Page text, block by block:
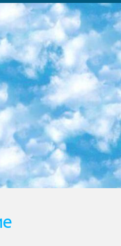
указанным в Приложении 2. или международно признанный сертификат эквивалентного уровня студенты, изучающие определенный предмет, освобождаются от экзамена; по соответствующим предметам запланирована итоговая государственная аттестация за день до дня, путем жеребьевки Рабочей группой (в письменной форме по предметам, проводимым в форме) из числа сформированных вариантов выбрано 2 варианта; 2 выбранных варианта экзамена анонсированы на официальном сайте министерства и все выпускники по всей стране на основе этих вариантов проводит итоговую государственную аттестацию. 6. Государственное образование учащихся средних общеобразовательных учреждений. знания в соответствии с квалификационными требованиями, которые необходимо приобрести на основании стандартов итоговый (выпускной) контроль для 9 и 11 классов в целях тестирования Экзамены (далее – экзамены) состоят из предметов, перечисленных в приложении 1. будет сделано. 7. Экзамены пройдут с 26 мая по 15 июня 2024 г. (кроме науки физического воспитания). 8. Физическая для учащихся 9 классов общесредних образовательных учреждений. Экзамены по предмету «Образование, квалификация медицина» 1-6 мая 2024 года. сотрудники перевести под присмотр (с отклонениями в физическом или умственном развитии) специализированная школа для детей, школы-интернаты и со сколиозом школы-интернаты санаторного типа для больных детей исключены). 9. Он был слепым, слабовидящим и имел нарушения опорно-двигательного аппарата. экзамены в специализированных школах и интернатах для детей должны проводиться исходя из требований, предъявляемых к общеобразовательным учреждениям (физкультура кроме науки). 10. Специализированная школа для глухих и слабослышащих детей. и экзамены в интернатах и быть реализован в виде письменного теста по математике. 11. Специальность для умственно отсталых детей. Для 9 класса Родной язык и литературное письмо Государственный язык (язык обучения – узбекский). для неклассов) написано Математическое письмо Письменная/устная история Узбекистана Физическое воспитание практично Итоговый контроль Для 11 класса Написание родного языка и литературы (эссе) Математическое письмо Узбекский язык (обучение на узбекском языке) не посещающее общее среднее образование для учреждений)/Образовательное учреждение выбор письменный и устный Иностранный язык письменный/устный Письменная/устная история Узбекистана *По